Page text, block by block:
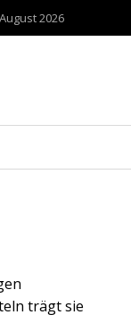
2026
trägt sie